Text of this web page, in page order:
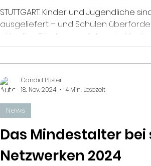
Lehrersicht)
lässt
STUTTGART. Kinder und Jugendliche
ausgeliefert – und Schulen
aktuellen Erhebung zufolge sind fast
Das Mindestalter bei
Netzwerken 2024
News
Candid Pfister
18. Nov. 2024
4 Min. Lesezeit